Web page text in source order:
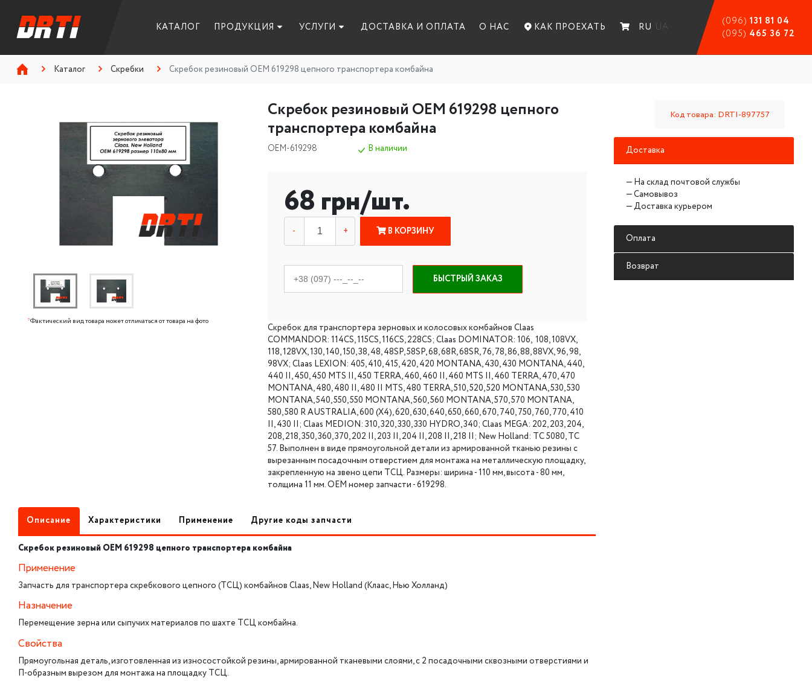
КАТАЛОГ ПРОДУКЦИЯ УСЛУГИ ДОСТАВКА И ОПЛАТА О НАС КАК ПРОЕХАТЬ RU UA (096) 131 81 04
(095) 465 36 72
Каталог Скребки Скребок резиновый OEM 619298 цепного транспортера комбайна
*Фактический вид товара может отличаться от товара на фото
Скребок резиновый OEM 619298 цепного
транспортера комбайна
OEM-619298 В наличии
68 грн/шт.
- + B КОРЗИНУ
БЫСТРЫЙ ЗАКАЗ
Скребок для транспортера зерновых и колосовых комбайнов Claas
COMMANDOR: 114CS, 115CS, 116CS, 228CS; Claas DOMINATOR: 106, 108, 108VX,
118, 128VX, 130, 140, 150, 38, 48, 48SP, 58SP, 68, 68R, 68SR, 76, 78, 86, 88, 88VX, 96, 98,
98VX; Claas LEXION: 405, 410, 415, 420, 420 MONTANA, 430, 430 MONTANA, 440,
440 II, 450, 450 MTS II, 450 TERRA, 460, 460 II, 460 MTS II, 460 TERRA, 470, 470
MONTANA, 480, 480 II, 480 II MTS, 480 TERRA, 510, 520, 520 MONTANA, 530, 530
MONTANA, 540, 550, 550 MONTANA, 560, 560 MONTANA, 570, 570 MONTANA,
580, 580 R AUSTRALIA, 600 (X4), 620, 630, 640, 650, 660, 670, 740, 750, 760, 770, 410
II, 430 II; Claas MEDION: 310, 320, 330, 330 HYDRO, 340; Claas MEGA: 202, 203, 204,
208, 218, 350, 360, 370, 202 II, 203 II, 204 II, 208 II, 218 II; New Holland: TC 5080, TC
57. Выполнен в виде прямоугольной детали из армированной тканью резины с
вырезанным посадочным отверстием для монтажа на металлическую площадку,
закрепленную на звено цепи ТСЦ. Размеры: ширина - 110 мм, высота - 80 мм,
толщина 11 мм. ОЕМ номер запчасти - 619298.
Описание Характеристики Применение Другие коды запчасти
Скребок резиновый OEM 619298 цепного транспортера комбайна
Применение
Запчасть для транспортера скребкового цепного (ТСЦ) комбайнов Claas, New Holland (Клаас, Нью Холланд)
Назначение
Перемещение зерна или сыпучих материалов по шахте ТСЦ комбайна.
Свойства
Прямоугольная деталь, изготовленная из износостойкой резины, армированной тканевыми слоями, с 2 посадочными сквозными отверстиями и
П-образным вырезом для монтажа на площадку ТСЦ.
Код товара: DRTI-897757
Доставка
— На склад почтовой службы
— Самовывоз
— Доставка курьером
Оплата
Возврат